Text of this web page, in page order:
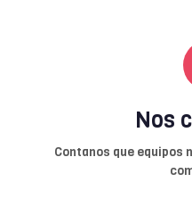
Nos
Contanos que equipos